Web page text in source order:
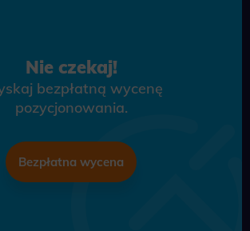
Nie czekaj!
bezpłatną wycenę
pozycjonowania.
Bezpłatna wycena